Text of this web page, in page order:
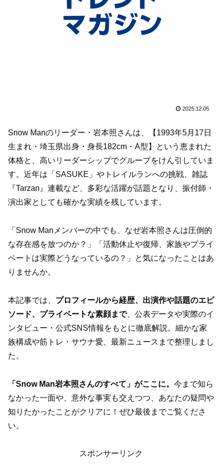
2025.12.05
Snow Manのリーダー・岩本照さんは、【1993年5月17日
生まれ・埼玉県出身・身長182cm・A型】という恵まれた
体格と、高いリーダーシップでグループをけん引していま
す。近年は「SASUKE」やトレイルランへの挑戦、雑誌
『Tarzan』連載など、多彩な活躍が話題となり、振付師・
演出家としても確かな実績を残しています。
「Snow Manメンバーの中でも、なぜ岩本照さんは圧倒的
な存在感を放つのか？」「活動休止や復帰、家族やプライ
ベートは実際どうなっているの？」と気になったことはあ
りませんか。
本記事では、 プロフィールから経歴、出演作や話題のエピ
ソード、プライベートな素顔まで、公表データや実際のイ
ンタビュー・公式SNS情報をもとに徹底解説。細かな家
族構成や筋トレ・サウナ愛、最新ニュースまで整理しまし
た。
「Snow Man岩本照さんのすべて」がここに。 今まで知ら
なかった一面や、意外な事実も交えつつ、あなたの疑問や
知りたかったことがクリアに！ぜひ最後までご覧くださ
い。
スポンサーリンク